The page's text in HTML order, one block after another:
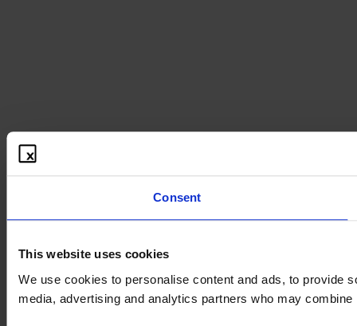
Consent
This website uses cookies
We use cookies to personalise content and ads, to provide
media, advertising and analytics partners who may